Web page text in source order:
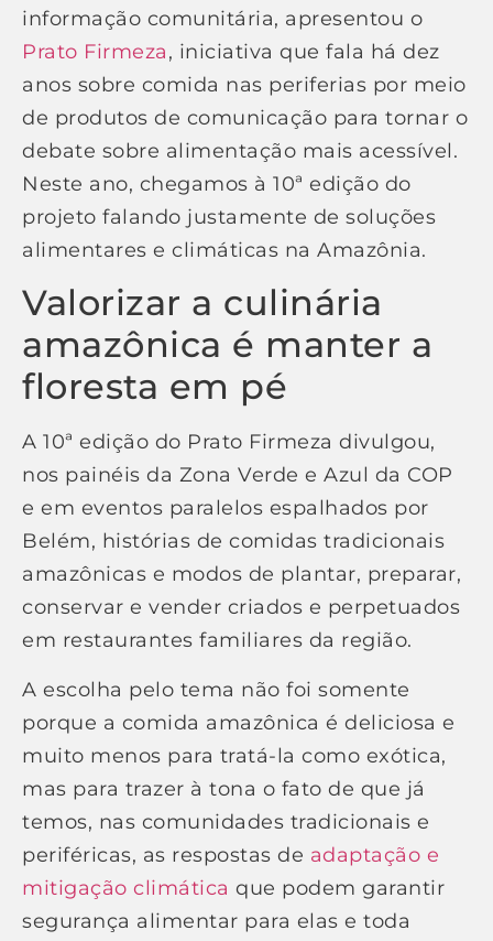
informação comunitária, apresentou o
Prato Firmeza, iniciativa que fala há dez
anos sobre comida nas periferias por meio
de produtos de comunicação para tornar o
debate sobre alimentação mais acessível.
Neste ano, chegamos à 10ª edição do
projeto falando justamente de soluções
alimentares e climáticas na Amazônia.
Valorizar a culinária
amazônica é manter a
floresta em pé
A 10ª edição do Prato Firmeza divulgou,
nos painéis da Zona Verde e Azul da COP
e em eventos paralelos espalhados por
Belém, histórias de comidas tradicionais
amazônicas e modos de plantar, preparar,
conservar e vender criados e perpetuados
em restaurantes familiares da região.
A escolha pelo tema não foi somente
porque a comida amazônica é deliciosa e
muito menos para tratá-la como exótica,
mas para trazer à tona o fato de que já
temos, nas comunidades tradicionais e
periféricas, as respostas de adaptação e
mitigação climática que podem garantir
segurança alimentar para elas e toda